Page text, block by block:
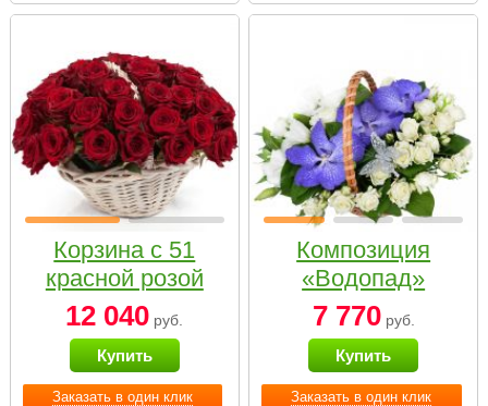
Заказать в один клик
Корзина с 51
красной розой
12 040 руб.
Купить
Заказать в один клик
Композиция
«Водопад»
7 770руб.
Купить